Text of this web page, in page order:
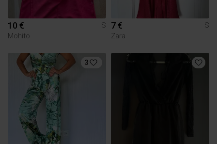
10 €
S
Mohito
7 €
S
Zara
3